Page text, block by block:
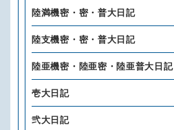
陸満機密・密・普大日記
陸支機密・密・普大日記
陸亜機密・陸亜密・陸亜普大日記
壱大日記
弐大日記